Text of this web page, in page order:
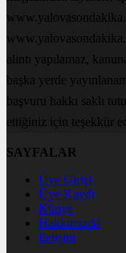
alıntı yapılamaz,
başka yerde
başvuru hakkı saklı
ettiğiniz için teşekkür
SAYFALAR
Üye Girişi
Üye Kaydı
Künye
Hakkımızda
İletişim